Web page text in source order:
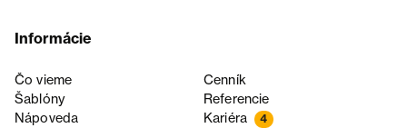
Informácie
Čo vieme
Cenník
Šablóny
Referencie
Nápoveda
Kariéra 4